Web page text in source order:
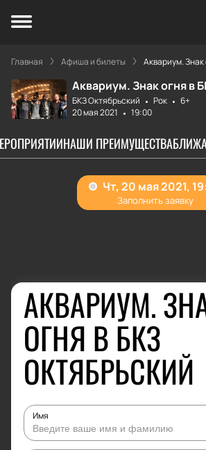
Главная Афиша и билеты Аквариум. Знак
Аквариум. Знак огня в
БКЗ Октябрьский Рок
6+
20 мая 2021
19:00
НАШИ ПРЕИМУЩЕСТВА
АКВАРИУМ.
ОГНЯ В БКЗ
ОКТЯБРЬСКИЙ
Имя